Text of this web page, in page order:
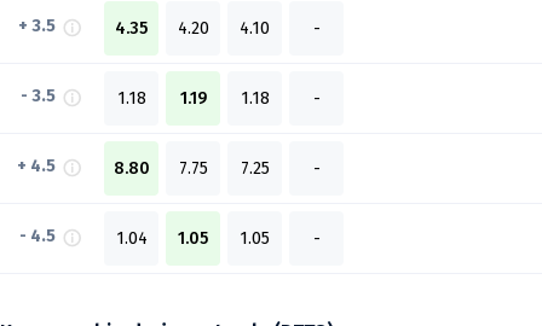
+ 3.5 4.35 4.20 4.10 -
- 3.5 1.18 1.19 1.18 -
+ 4.5 8.80 7.75 7.25 -
- 4.5 1.04 1.05 1.05 -